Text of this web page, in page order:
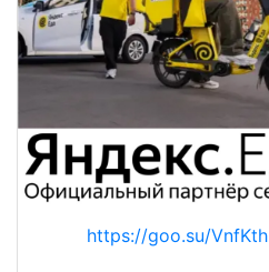
https://goo.su/VnfKth